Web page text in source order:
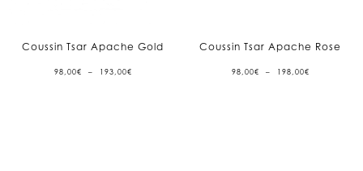
Coussin Tsar Apache Gold
98,00€ – 193,00€PLAGE
DE
Coussin Tsar Apache Rose
98,00€ – 198,00€PLAGE
DE